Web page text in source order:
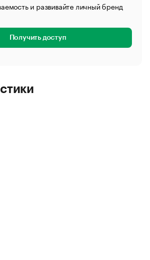
и развивайте личный бренд
Получить доступ